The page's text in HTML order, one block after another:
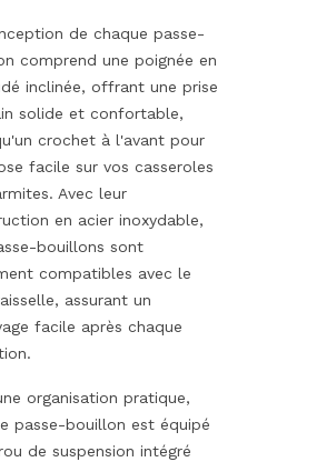
de chaque passe-
comprend une poignée en
inclinée, offrant une prise
solide et confortable,
crochet à l'avant pour
facile sur vos casseroles
Avec leur
en acier inoxydable,
bouillons sont
compatibles avec le
assurant un
facile après chaque
organisation pratique,
passe-bouillon est équipé
de suspension intégré